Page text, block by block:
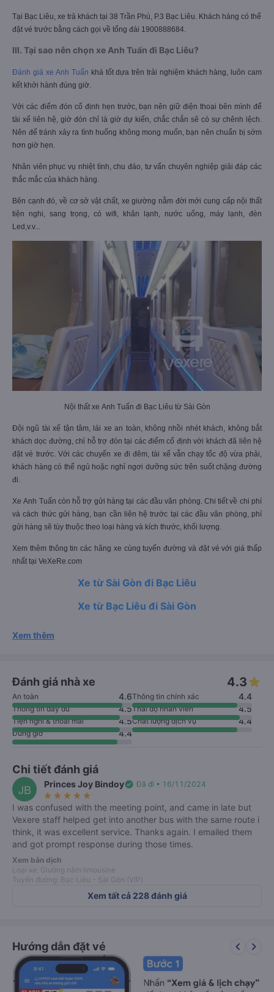
Tại Bạc Liêu, xe trả khách tại 38 Trần Phú, P.3 Bạc Liêu. Khách hàng có thể
đặt vé trước bằng cách gọi về tổng đài 1900888684.
III. Tại sao nên chọn xe Anh Tuấn đi Bạc Liêu?
Đánh giá xe Anh Tuấn khá tốt dựa trên trải nghiệm khách hàng, luôn cam
kết khởi hành đúng giờ.
Với các điểm đón cố định hẹn trước, bạn nên giữ điện thoại bên mình để
tài xế liên hệ, giờ đón chỉ là giờ dự kiến, chắc chắn sẽ có sự chênh lệch.
Nên để tránh xảy ra tình huống không mong muốn, bạn nên chuẩn bị sớm
hơn giờ hẹn.
Nhân viên phục vụ nhiệt tình, chu đáo, tư vấn chuyên nghiệp giải đáp các
thắc mắc của khách hàng.
Bên cạnh đó, về cơ sở vật chất, xe giường nằm đời mới cung cấp nội thất
tiện nghi, sang trọng, có wifi, khăn lạnh, nước uống, máy lạnh, đèn
Led,v.v...
Nội thất xe Anh Tuấn đi Bạc Liêu từ Sài Gòn
Đội ngũ tài xế tận tâm, lái xe an toàn, không nhồi nhét khách, không bắt
khách dọc đường, chỉ hỗ trợ đón tại các điểm cố định với khách đã liên hệ
đặt vé trước. Với các chuyến xe đi đêm, tài xế vẫn chạy tốc độ vừa phải,
khách hàng có thể ngủ hoặc nghỉ ngơi dưỡng sức trên suốt chặng đường
đi.
Xe Anh Tuấn còn hỗ trợ gửi hàng tại các đầu văn phòng. Chi tiết về chi phí
và cách thức gửi hàng, bạn cần liên hệ trước tại các đầu văn phòng, phí
gửi hàng sẽ tùy thuộc theo loại hàng và kích thước, khối lượng.
Xem thêm thông tin các hãng xe cùng tuyến đường và đặt vé với giá thấp
nhất tại VeXeRe.com
Xe từ Sài Gòn đi Bạc Liêu
Xe từ Bạc Liêu đi Sài Gòn
Xem thêm
Đánh giá nhà xe 4.3
An toàn 4.6Thông tin chính xác 4.4
Thông tin đầy đủ 4.5Thái độ nhân viên 4.5
Tiện nghi & thoải mái 4.5Chất lượng dịch vụ 4.4
Đúng giờ 4.4
Chi tiết đánh giá
JB Princes Joy Bindoyverified Đã đi • 16/11/2024
star_rate star_rate star_rate star_rate star_rate
I was confused with the meeting point, and came in late but
Vexere staff helped get into another bus with the same route i
think, it was excellent service. Thanks again. I emailed them
and got prompt response during those times.
Xem bản dịch
Loại xe: Giường nằm limousine
Tuyến đường: Bạc Liêu - Sài Gòn (VIP)
Xem tất cả 228 đánh giá
Hướng dẫn đặt vé keyboard_arrow_left keyboard_arrow_right